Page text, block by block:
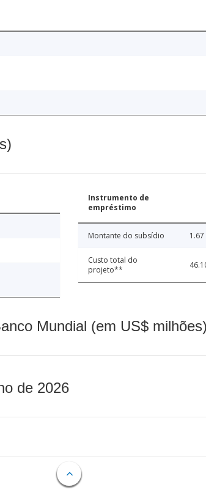
Instrumento de
empréstimo
Montante do subsídio 1.67
Custo total do
projeto**
Mundial (em US$
de 2026